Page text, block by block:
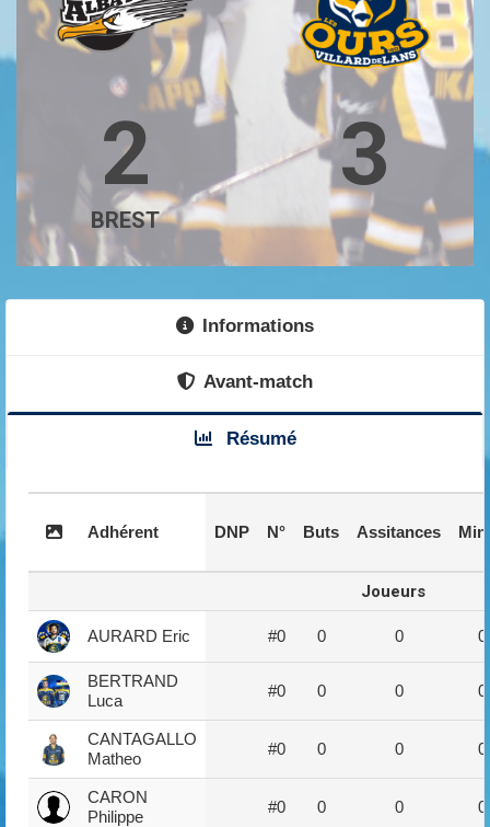
2 3
BREST
Informations
Avant-match
Résumé
Adhérent DNP N° Buts Assitances
Joueurs
AURARD Eric #0 0 0 0
BERTRAND
Luca
#0 0 0 0
CANTAGALLO
Matheo
#0 0 0 0
CARON
Philippe
#0 0 0 0